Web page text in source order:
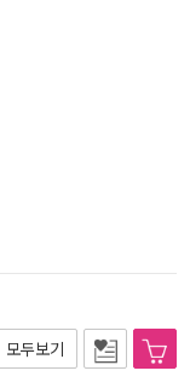
모두보기